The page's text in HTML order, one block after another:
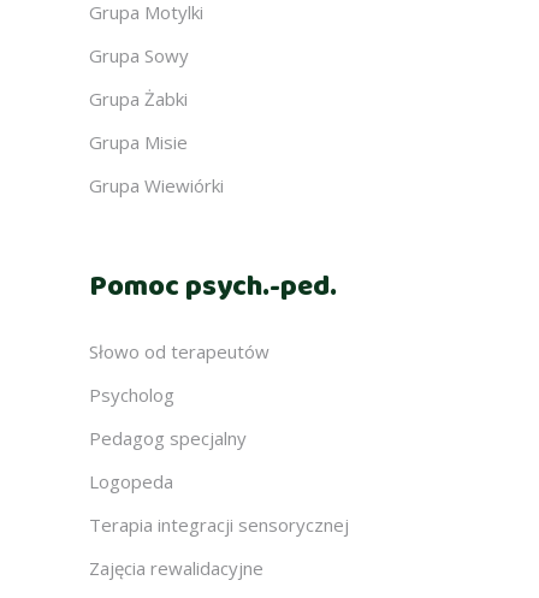
Grupa Motylki
Grupa Sowy
Grupa Żabki
Grupa Misie
Grupa Wiewiórki
Pomoc psych.-ped.
Słowo od terapeutów
Psycholog
Pedagog specjalny
Logopeda
Terapia integracji sensorycznej
Zajęcia rewalidacyjne